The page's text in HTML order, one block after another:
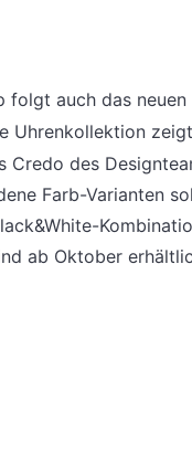
folgt auch das neuen
Uhrenkollektion
Credo des
Farb-Varianten
ab Oktober